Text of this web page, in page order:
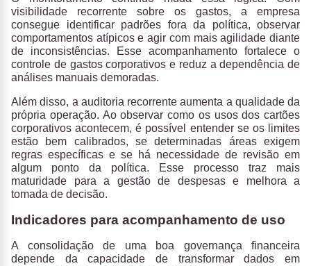
visibilidade recorrente sobre os gastos, a empresa
consegue identificar padrões fora da política, observar
comportamentos atípicos e agir com mais agilidade diante
de inconsistências. Esse acompanhamento fortalece o
controle de gastos corporativos e reduz a dependência de
análises manuais demoradas.
Além disso, a auditoria recorrente aumenta a qualidade da
própria operação. Ao observar como os usos dos cartões
corporativos acontecem, é possível entender se os limites
estão bem calibrados, se determinadas áreas exigem
regras específicas e se há necessidade de revisão em
algum ponto da política. Esse processo traz mais
maturidade para a gestão de despesas e melhora a
tomada de decisão.
Indicadores para acompanhamento de uso
A consolidação de uma boa governança financeira
depende da capacidade de transformar dados em